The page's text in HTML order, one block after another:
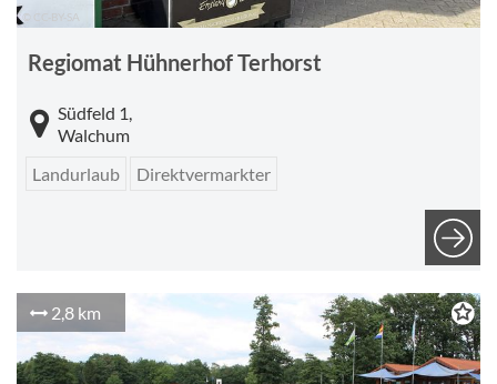
© CC-BY-SA
Regiomat Hühnerhof Terhorst
Südfeld 1,
Walchum
Landurlaub
Direktvermarkter
2,8 km